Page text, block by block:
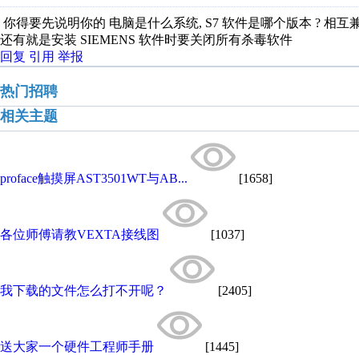
你得要先说明你的 电脑是什么系统, S7 软件是哪个版本 ? 相互
还有就是安装 SIEMENS 软件时要关闭所有杀毒软件
回复 引用 举报
热门招聘
相关主题
proface触摸屏AST3501WT与AB... [1658]
各位师傅请教VEXTA接线图 [1037]
我下载的文件怎么打不开呢？ [2405]
送大家一个硬件工程师手册 [1445]